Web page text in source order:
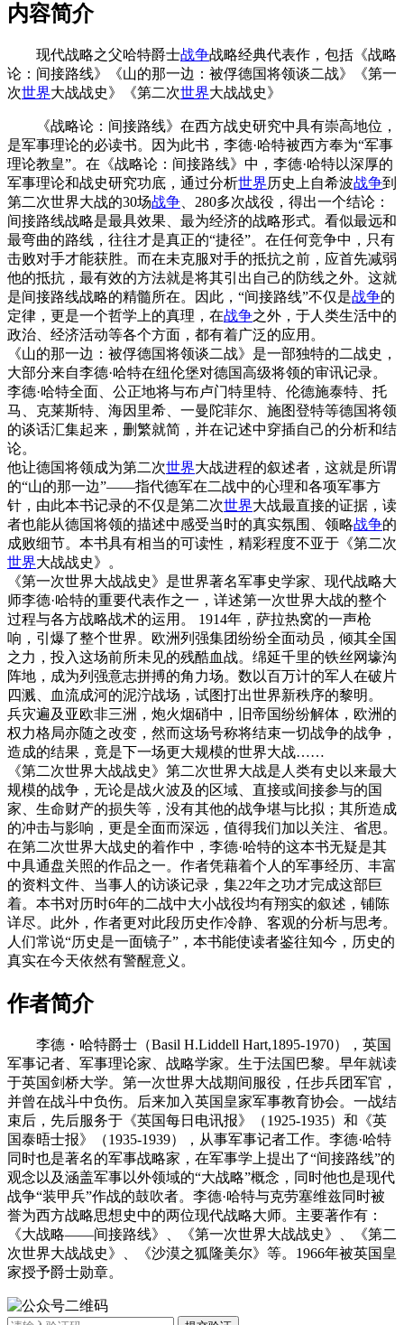
内容简介
现代战略之父哈特爵士战争战略经典代表作，包括《战略
论：间接路线》《山的那一边：被俘德国将领谈二战》《第一
次世界大战战史》《第二次世界大战战史》
《战略论：间接路线》在西方战史研究中具有崇高地位，
是军事理论的必读书。因为此书，李德·哈特被西方奉为“军事
理论教皇”。在《战略论：间接路线》中，李德·哈特以深厚的
军事理论和战史研究功底，通过分析世界历史上自希波战争到
第二次世界大战的30场战争 、280多次战役，得出一个结论：
间接路线战略是最具效果、最为经济的战略形式。看似最远和
最弯曲的路线，往往才是真正的“捷径”。在任何竞争中，只有
击败对手才能获胜。而在未克服对手的抵抗之前，应首先减弱
他的抵抗，最有效的方法就是将其引出自己的防线之外。这就
是间接路线战略的精髓所在。因此，“间接路线”不仅是战争的
定律，更是一个哲学上的真理，在战争之外，于人类生活中的
政治、经济活动等各个方面，都有着广泛的应用。
《山的那一边：被俘德国将领谈二战》是一部独特的二战史，
大部分来自李德·哈特在纽伦堡对德国高级将领的审讯记录。
李德·哈特全面、公正地将与布卢门特里特、伦德施泰特、托
马、克莱斯特、海因里希、一曼陀菲尔、施图登特等德国将领
的谈话汇集起来，删繁就简，并在记述中穿插自己的分析和结
论。
他让德国将领成为第二次世界大战进程的叙述者，这就是所谓
的“山的那一边”——指代德军在二战中的心理和各项军事方
针，由此本书记录的不仅是第二次世界大战最直接的证据，读
者也能从德国将领的描述中感受当时的真实氛围、领略战争的
成败细节。本书具有相当的可读性，精彩程度不亚于《第二次
世界大战战史》。
《第一次世界大战战史》是世界著名军事史学家、现代战略大
师李德·哈特的重要代表作之一，详述第一次世界大战的整个
过程与各方战略战术的运用。 1914年，萨拉热窝的一声枪
响，引爆了整个世界。欧洲列强集团纷纷全面动员，倾其全国
之力，投入这场前所未见的残酷血战。绵延千里的铁丝网壕沟
阵地，成为列强意志拼搏的角力场。数以百万计的军人在破片
四溅、血流成河的泥泞战场，试图打出世界新秩序的黎明。
兵灾遍及亚欧非三洲，炮火烟硝中，旧帝国纷纷解体，欧洲的
权力格局亦随之改变，然而这场号称将结束一切战争的战争，
造成的结果，竟是下一场更大规模的世界大战……
《第二次世界大战战史》第二次世界大战是人类有史以来最大
规模的战争，无论是战火波及的区域、直接或间接参与的国
家、生命财产的损失等，没有其他的战争堪与比拟；其所造成
的冲击与影响，更是全面而深远，值得我们加以关注、省思。
在第二次世界大战史的着作中，李德·哈特的这本书无疑是其
中具通盘关照的作品之一。作者凭藉着个人的军事经历、丰富
的资料文件、当事人的访谈记录，集22年之功才完成这部巨
着。本书对历时6年的二战中大小战役均有翔实的叙述，铺陈
详尽。此外，作者更对此段历史作冷静、客观的分析与思考。
人们常说“历史是一面镜子”，本书能使读者鉴往知今，历史的
真实在今天依然有警醒意义。
作者简介
李德・哈特爵士（Basil H.Liddell Hart,1895-1970），英国
军事记者、军事理论家、战略学家。生于法国巴黎。早年就读
于英国剑桥大学。第一次世界大战期间服役，任步兵团军官，
并曾在战斗中负伤。后来加入英国皇家军事教育协会。一战结
束后，先后服务于《英国每日电讯报》（1925-1935）和《英
国泰晤士报》（1935-1939），从事军事记者工作。李德·哈特
同时也是著名的军事战略家，在军事学上提出了“间接路线”的
观念以及涵盖军事以外领域的“大战略”概念，同时他也是现代
战争“装甲兵”作战的鼓吹者。李德·哈特与克劳塞维兹同时被
誉为西方战略思想史中的两位现代战略大师。主要著作有：
《大战略——间接路线》、《第一次世界大战战史》、《第二
次世界大战战史》、《沙漠之狐隆美尔》等。1966年被英国皇
家授予爵士勋章。